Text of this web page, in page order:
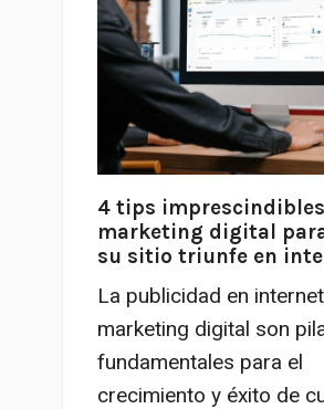
4 tips
marketing digital
su sitio triunfe en
La publicidad en
marketing digital son
fundamentales para el
crecimiento y éxito de